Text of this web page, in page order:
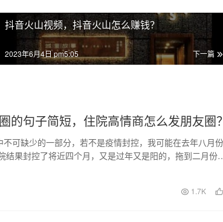
抖音火山视频，抖音火山怎么赚钱？
下一篇
2023年6月4日 pm5:05
的句子简短，住院高情商怎么发朋友圈？
可缺少的一部分，若不是疫情封控，我可能在去年八月份
结果封控了将近四个月，又是过年又是阳的，拖到二月份
1.7K